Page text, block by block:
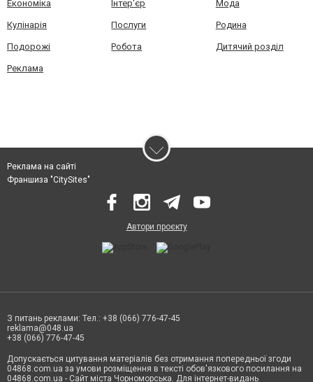
Економіка Інтер'єр Мода
Кулінарія Послуги Родина
Подорожі Робота Дитячий розділ
Реклама
Реклама на сайті
Франшиза "CitySites"
Автори проєкту
З питань реклами: Тел.: +38 (066) 776-47-45
reklama@048.ua
+38 (066) 776-47-45
Допускається цитування матеріалів без отримання попередньої згоди
04868.com.ua за умови розміщення в тексті обов'язкового посилання на
04868.com.ua - Сайт міста Чорноморська. Для інтернет-видань